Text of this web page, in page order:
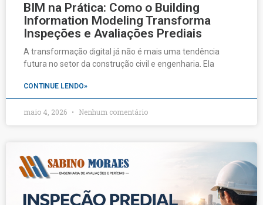
BIM na Prática: Como o Building
Information Modeling Transforma
Inspeções e Avaliações Prediais
A transformação digital já não é mais uma tendência
futura no setor da construção civil e engenharia. Ela
CONTINUE LENDO»
maio 4, 2026 Nenhum comentário